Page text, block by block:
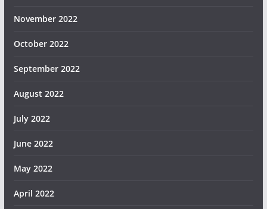
November 2022
October 2022
September 2022
August 2022
July 2022
June 2022
May 2022
April 2022